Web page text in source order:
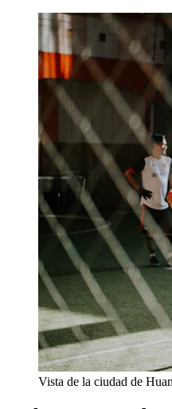
Vista de la ciudad de